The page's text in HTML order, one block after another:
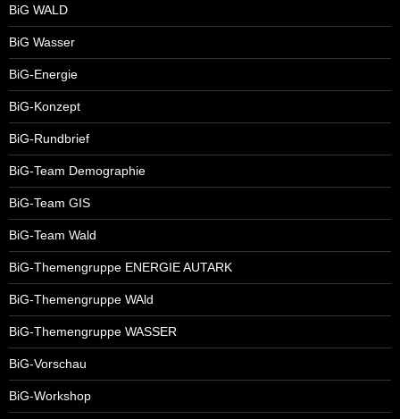
BiG WALD
BiG Wasser
BiG-Energie
BiG-Konzept
BiG-Rundbrief
BiG-Team Demographie
BiG-Team GIS
BiG-Team Wald
BiG-Themengruppe ENERGIE AUTARK
BiG-Themengruppe WAld
BiG-Themengruppe WASSER
BiG-Vorschau
BiG-Workshop